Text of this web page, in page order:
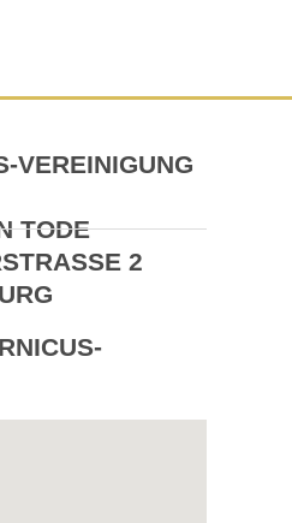
VEREINIGUNG
TODE
2